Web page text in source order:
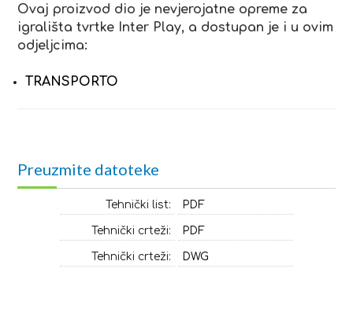
Ovaj proizvod dio je nevjerojatne opreme za
igrališta tvrtke Inter Play, a dostupan je i u ovim
odjeljcima:
TRANSPORTO
Preuzmite datoteke
Tehnički list: PDF
Tehnički crteži: PDF
Tehnički crteži: DWG